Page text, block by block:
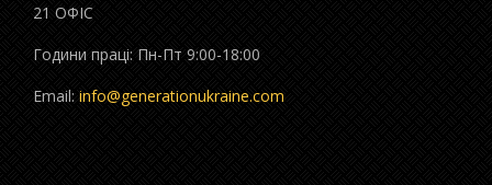
21 ОФІС
Години праці: Пн-Пт 9:00-18:00
Email: info@generationukraine.com